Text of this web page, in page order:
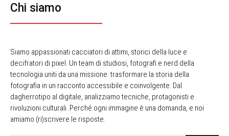
Chi siamo
Siamo appassionati cacciatori di attimi, storici della luce e
decifratori di pixel. Un team di studiosi, fotografi e nerd della
tecnologia uniti da una missione: trasformare la storia della
fotografia in un racconto accessibile e coinvolgente. Dal
dagherrotipo al digitale, analizziamo tecniche, protagonisti e
rivoluzioni culturali. Perché ogni immagine è una domanda, e noi
amiamo (ri)scrivere le risposte.